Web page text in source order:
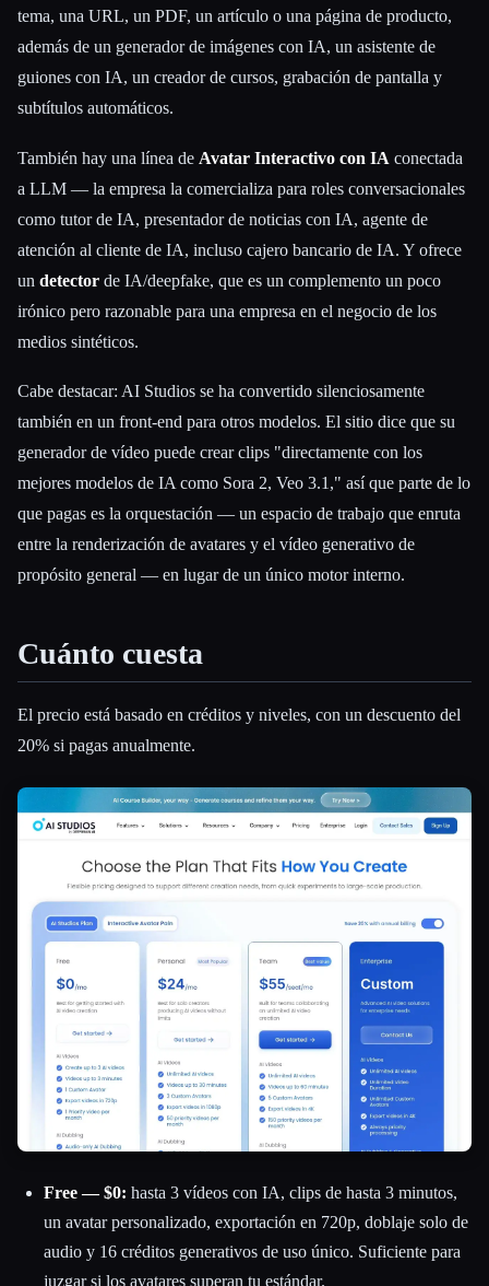
tema, una URL, un PDF, un artículo o una página de producto,
además de un generador de imágenes con IA, un asistente de
guiones con IA, un creador de cursos, grabación de pantalla y
subtítulos automáticos.
También hay una línea de Avatar Interactivo con IA conectada
a LLM — la empresa la comercializa para roles conversacionales
como tutor de IA, presentador de noticias con IA, agente de
atención al cliente de IA, incluso cajero bancario de IA. Y ofrece
un detector de IA/deepfake, que es un complemento un poco
irónico pero razonable para una empresa en el negocio de los
medios sintéticos.
Cabe destacar: AI Studios se ha convertido silenciosamente
también en un front-end para otros modelos. El sitio dice que su
generador de vídeo puede crear clips "directamente con los
mejores modelos de IA como Sora 2, Veo 3.1," así que parte de lo
que pagas es la orquestación — un espacio de trabajo que enruta
entre la renderización de avatares y el vídeo generativo de
propósito general — en lugar de un único motor interno.
Cuánto cuesta
El precio está basado en créditos y niveles, con un descuento del
20% si pagas anualmente.
Free — $0: hasta 3 vídeos con IA, clips de hasta 3 minutos,
un avatar personalizado, exportación en 720p, doblaje solo de
audio y 16 créditos generativos de uso único. Suficiente para
juzgar si los avatares superan tu estándar.